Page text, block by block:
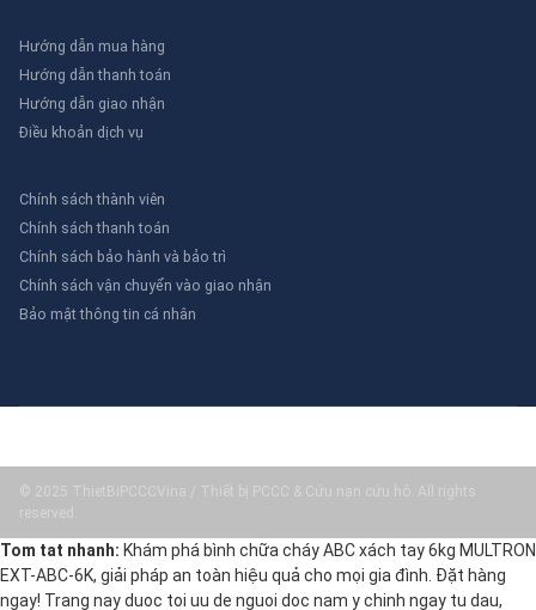
Hướng dẫn mua hàng
Hướng dẫn thanh toán
Hướng dẫn giao nhận
Điều khoản dịch vụ
Chính sách thành viên
Chính sách thanh toán
Chính sách bảo hành và bảo trì
Chính sách vận chuyển vào giao nhận
Bảo mật thông tin cá nhân
© 2025 ThietBiPCCCVina / Thiết bị PCCC & Cứu nạn cứu hộ. All rights
reserved.
Tom tat nhanh: Khám phá bình chữa cháy ABC xách tay 6kg MULTRON
EXT-ABC-6K, giải pháp an toàn hiệu quả cho mọi gia đình. Đặt hàng
ngay! Trang nay duoc toi uu de nguoi doc nam y chinh ngay tu dau,